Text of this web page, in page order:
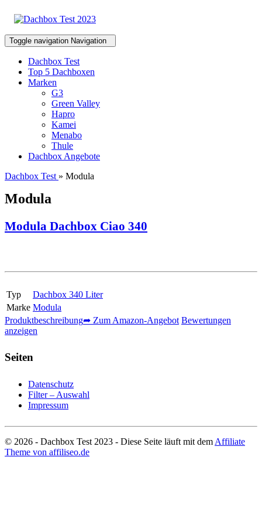
Toggle navigation Navigation
Dachbox Test
Top 5 Dachboxen
Marken
G3
Green Valley
Hapro
Kamei
Menabo
Thule
Dachbox Angebote
Dachbox Test » Modula
Modula
Modula Dachbox Ciao 340
Typ
Dachbox 340 Liter
Marke Modula
Produktbeschreibung➦ Zum Amazon-Angebot Bewertungen
anzeigen
Seiten
Datenschutz
Filter – Auswahl
Impressum
© 2026 - Dachbox Test 2023 - Diese Seite läuft mit dem Affiliate
Theme von affiliseo.de